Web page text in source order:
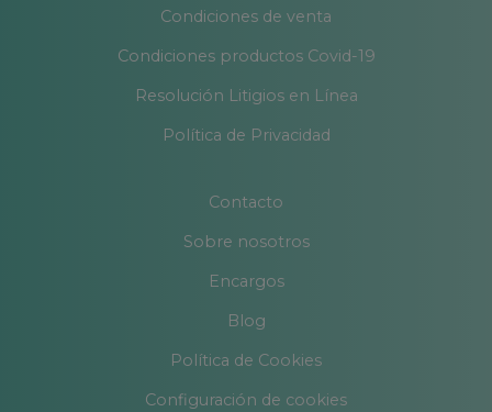
Condiciones de venta
Condiciones productos Covid-19
Resolución Litigios en Línea
Política de Privacidad
Contacto
Sobre nosotros
Encargos
Blog
Política de Cookies
Configuración de cookies